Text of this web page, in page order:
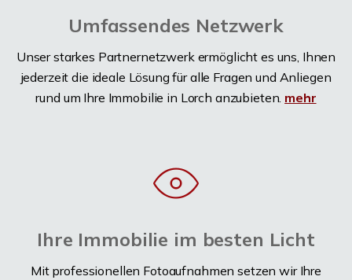
Umfassendes Netzwerk
Unser starkes Partnernetzwerk ermöglicht es uns, Ihnen
jederzeit die ideale Lösung für alle Fragen und Anliegen
rund um Ihre Immobilie in Lorch anzubieten. mehr
Ihre Immobilie im besten Licht
Mit professionellen Fotoaufnahmen setzen wir Ihre